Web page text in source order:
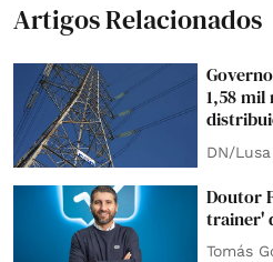
Artigos Relacionados
1,58 mil
DN/Lusa
Doutor
trainer'
Tomás